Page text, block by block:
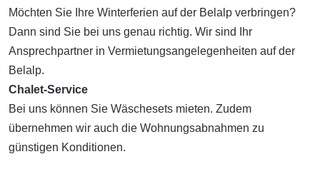
Möchten Sie Ihre Winterferien auf der Belalp verbringen?
Dann sind Sie bei uns genau richtig. Wir sind Ihr
Ansprechpartner in Vermietungsangelegenheiten auf der
Belalp.
Chalet-Service
Bei uns können Sie Wäschesets mieten. Zudem
übernehmen wir auch die Wohnungsabnahmen zu
günstigen Konditionen.